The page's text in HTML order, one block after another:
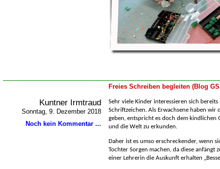
Freies Schreiben begleiten (Blog
Kuntner Irmtraud
Sonntag, 9. Dezember 2018
Noch kein Kommentar ...
Sehr viele Kinder interessieren sich
Schriftzeichen. Als Erwachsene haben wir
geben, entspricht es doch dem
und die Welt zu erkunden.
Daher ist es umso erschreckender, wenn
Tochter Sorgen machen, da diese anfängt
einer Lehrerin die Auskunft erhalten